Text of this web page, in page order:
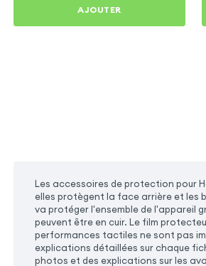
AJOUTER
Les accessoires de protection pour
elles protègent la face arrière et les
va protéger l'ensemble de l'appareil
peuvent être en cuir. Le film
performances tactiles ne sont pas
explications détaillées sur chaque
photos et des explications sur les